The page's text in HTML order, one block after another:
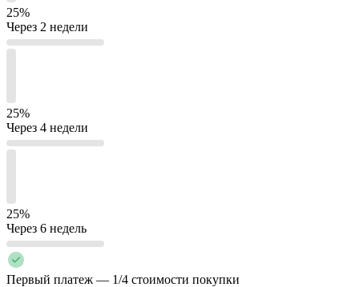
25%
Через 2 недели
25%
Через 4 недели
25%
Через 6 недель
Первый платеж — 1/4 стоимости покупки